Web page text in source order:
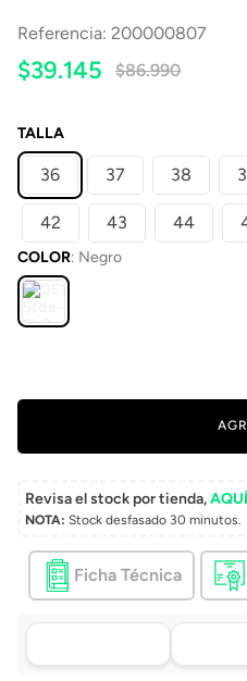
Referencia: 200000807
$39.145 $86.990
COLOR: Negro
TALLA
36 37 38
42 43 44
Revisa el stock por tienda,AQUÍ
NOTA: Stock desfasado 30 minutos.
Ficha Técnica
Tu compra, directo a Retiro en